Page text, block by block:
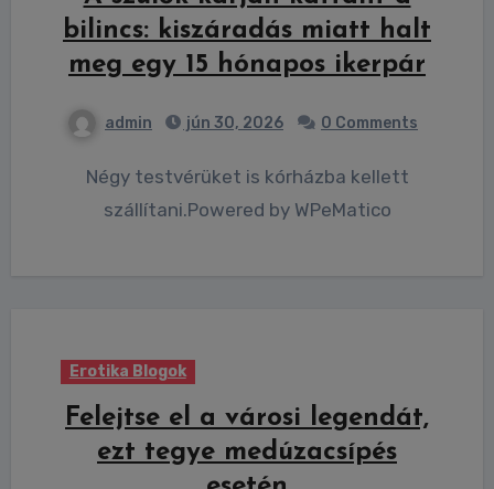
bilincs: kiszáradás miatt halt
meg egy 15 hónapos ikerpár
admin jún 30, 2026 0 Comments
Négy testvérüket is kórházba kellett
szállítani.Powered by WPeMatico
Erotika Blogok
Felejtse el a városi legendát,
ezt tegye medúzacsípés